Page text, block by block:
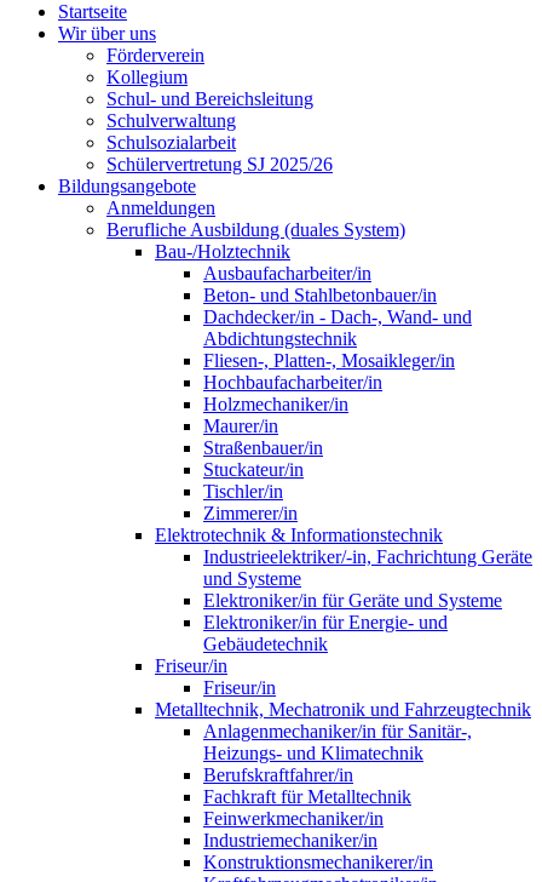
Startseite
Wir über uns
Förderverein
Kollegium
Schul- und Bereichsleitung
Schulverwaltung
Schulsozialarbeit
Schülervertretung SJ 2025/26
Bildungsangebote
Anmeldungen
Berufliche Ausbildung (duales System)
Bau-/Holztechnik
Ausbaufacharbeiter/in
Beton- und Stahlbetonbauer/in
Dachdecker/in - Dach-, Wand- und
Abdichtungstechnik
Fliesen-, Platten-, Mosaikleger/in
Hochbaufacharbeiter/in
Holzmechaniker/in
Maurer/in
Straßenbauer/in
Stuckateur/in
Tischler/in
Zimmerer/in
Elektrotechnik & Informationstechnik
Industrieelektriker/-in, Fachrichtung Geräte
und Systeme
Elektroniker/in für Geräte und Systeme
Elektroniker/in für Energie- und
Gebäudetechnik
Friseur/in
Friseur/in
Metalltechnik, Mechatronik und Fahrzeugtechnik
Anlagenmechaniker/in für Sanitär-,
Heizungs- und Klimatechnik
Berufskraftfahrer/in
Fachkraft für Metalltechnik
Feinwerkmechaniker/in
Industriemechaniker/in
Konstruktionsmechanikerer/in